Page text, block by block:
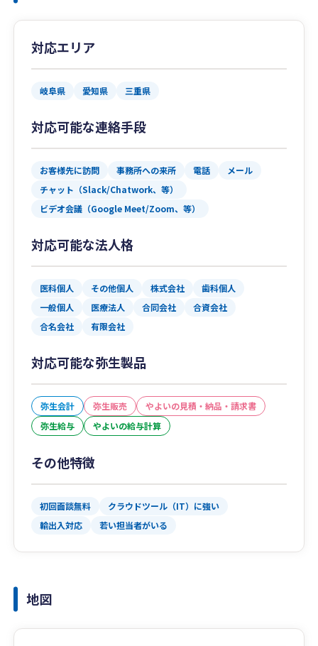
対応エリア
岐阜県 愛知県 三重県
対応可能な連絡手段
お客様先に訪問 事務所への来所 電話
メール
チャット（Slack/Chatwork、等）
ビデオ会議（Google Meet/Zoom、等）
対応可能な法人格
医科個人 その他個人 株式会社
歯科個人
一般個人
医療法人 合同会社
合資会社
合名会社
有限会社
対応可能な弥生製品
弥生会計 弥生販売
やよいの見積・納品・請求書
弥生給与
やよいの給与計算
その他特徴
初回面談無料
クラウドツール（IT）に強い
輸出入対応
若い担当者がいる
地図